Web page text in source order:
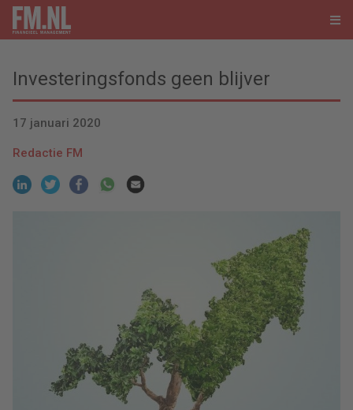
Investeringsfonds geen blijver
17 januari 2020
Redactie FM